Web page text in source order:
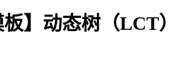
】动态树（LCT）